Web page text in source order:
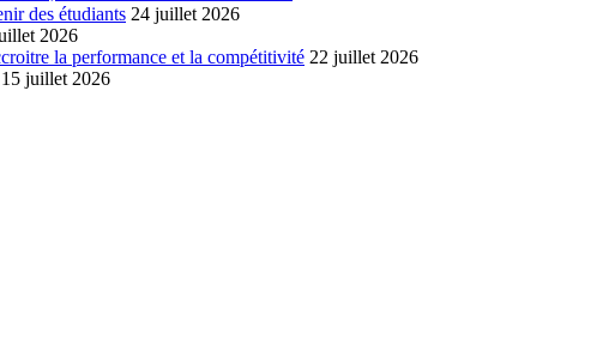
des étudiants 24 juillet 2026
2026
la performance et la compétitivité 22 juillet 2026
15 juillet 2026